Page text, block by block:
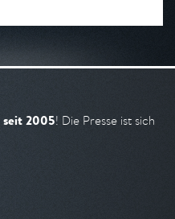
seit 2005! Die Presse ist sich